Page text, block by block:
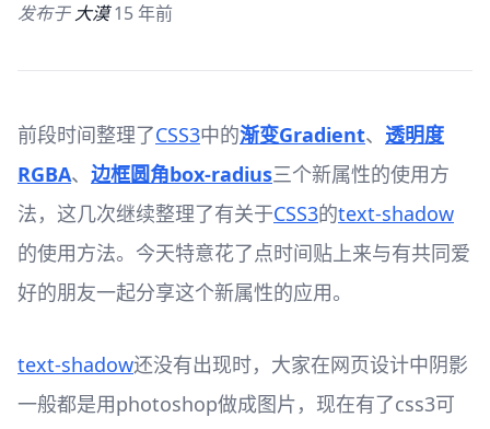
发布于大漠15 年前
前段时间整理了CSS3中的渐变Gradient、 透明度
RGBA、 边框圆角box-radius三个新属性的使用方
法，这几次继续整理了有关于CSS3的text-shadow
的使用方法。今天特意花了点时间贴上来与有共同爱
好的朋友一起分享这个新属性的应用。
text-shadow还没有出现时，大家在网页设计中阴影
一般都是用photoshop做成图片，现在有了css3可